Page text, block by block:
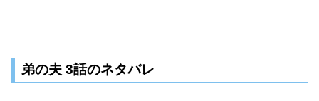
弟の夫 3話のネタバレ